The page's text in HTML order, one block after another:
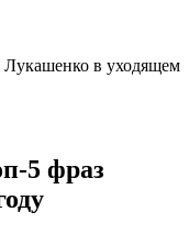
Лукашенко в уходящем
5 фраз